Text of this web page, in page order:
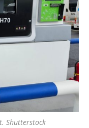
Shutterstock